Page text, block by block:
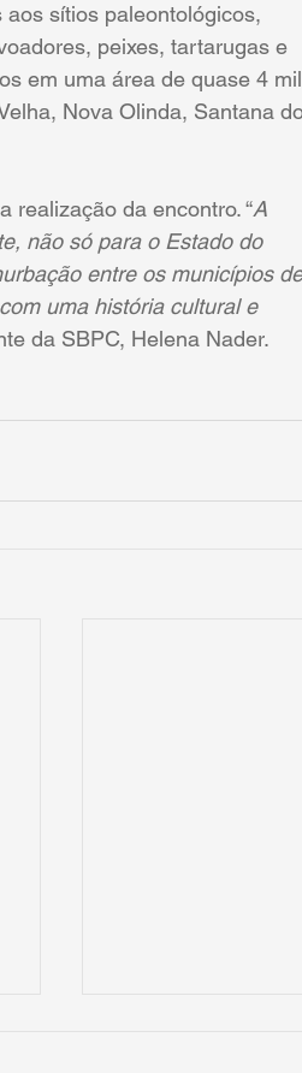
sítios paleontológicos,
peixes, tartarugas e
em uma área de quase 4 mil
Nova Olinda, Santana
realização da encontro. “A
não só para o Estado do
entre os municípios
uma história cultural e
da SBPC, Helena Nader.